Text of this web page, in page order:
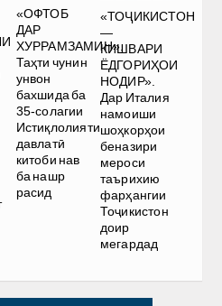
«ОФТОБ
ДАР
ХУРРАМЗАМИН».
Таҳти чунин
унвон
бахшида ба
35-солагии
Истиқлолияти
давлатӣ
китоби нав
ба нашр
расид
«ТОҶИКИСТОН
—
КИШВАРИ
ЁДГОРИҲОИ
НОДИР».
Дар Италия
намоиши
шоҳкорҳои
беназири
мероси
таърихию
фарҳангии
Тоҷикистон
доир
мегардад